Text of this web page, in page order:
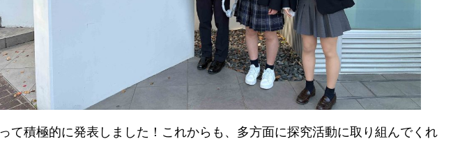
積極的に発表しました！これからも、多方面に探究活動に取り組んでくれ